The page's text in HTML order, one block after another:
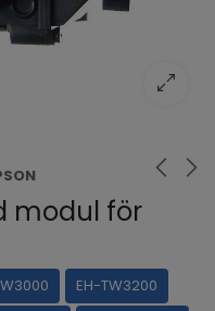
modul för
EH-TW3200